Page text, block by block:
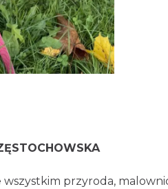
przyroda,